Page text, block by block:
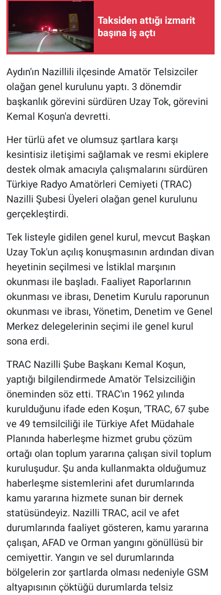
Taksiden attığı izmarit
başına iş açtı
Aydın'ın Nazillili ilçesinde Amatör Telsizciler
olağan genel kurulunu yaptı. 3 dönemdir
başkanlık görevini sürdüren Uzay Tok, görevini
Kemal Koşun'a devretti.
Her türlü afet ve olumsuz şartlara karşı
kesintisiz iletişimi sağlamak ve resmi ekiplere
destek olmak amacıyla çalışmalarını sürdüren
Türkiye Radyo Amatörleri Cemiyeti (TRAC)
Nazilli Şubesi Üyeleri olağan genel kurulunu
gerçekleştirdi.
Tek listeyle gidilen genel kurul, mevcut Başkan
Uzay Tok'un açılış konuşmasının ardından divan
heyetinin seçilmesi ve İstiklal marşının
okunması ile başladı. Faaliyet Raporlarının
okunması ve ibrası, Denetim Kurulu raporunun
okunması ve ibrası, Yönetim, Denetim ve Genel
Merkez delegelerinin seçimi ile genel kurul
sona erdi.
TRAC Nazilli Şube Başkanı Kemal Koşun,
yaptığı bilgilendirmede Amatör Telsizciliğin
öneminden söz etti. TRAC'ın 1962 yılında
kurulduğunu ifade eden Koşun, 'TRAC, 67 şube
ve 49 temsilciliği ile Türkiye Afet Müdahale
Planında haberleşme hizmet grubu çözüm
ortağı olan toplum yararına çalışan sivil toplum
kuruluşudur. Şu anda kullanmakta olduğumuz
haberleşme sistemlerini afet durumlarında
kamu yararına hizmete sunan bir dernek
statüsündeyiz. Nazilli TRAC, acil ve afet
durumlarında faaliyet gösteren, kamu yararına
çalışan, AFAD ve Orman yangını gönüllüsü bir
cemiyettir. Yangın ve sel durumlarında
bölgelerin zor şartlarda olması nedeniyle GSM
altyapısının çöktüğü durumlarda telsiz